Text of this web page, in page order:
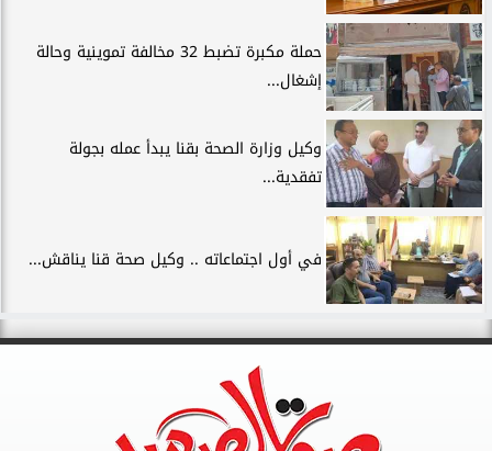
حملة مكبرة تضبط 32 مخالفة تموينية وحالة
إشغال...
وكيل وزارة الصحة بقنا يبدأ عمله بجولة
تفقدية...
في أول اجتماعاته .. وكيل صحة قنا يناقش...